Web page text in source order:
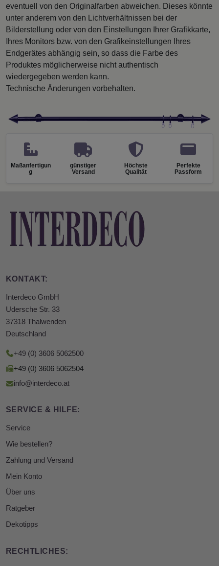
eventuell von den Originalfarben abweichen. Dieses könnte
unter anderem von den Lichtverhältnissen bei der
Bilderstellung oder von den Einstellungen Ihrer Grafikkarte,
Ihres Monitors bzw. von den Grafikeinstellungen Ihres
Endgerätes abhängig sein, so dass die Farbe des
Produktes möglicherweise nicht authentisch
wiedergegeben werden kann.
Technische Änderungen vorbehalten.
Maßanfertigun
g
günstiger
Versand
Höchste
Qualität
Perfekte
Passform
KONTAKT:
Interdeco GmbH
Udersche Str. 33
37318 Thalwenden
Deutschland
+49 (0) 3606 5062500
+49 (0) 3606 5062504
info@interdeco.at
SERVICE & HILFE:
Service
Wie bestellen?
Zahlung und Versand
Mein Konto
Über uns
Ratgeber
Dekotipps
RECHTLICHES: